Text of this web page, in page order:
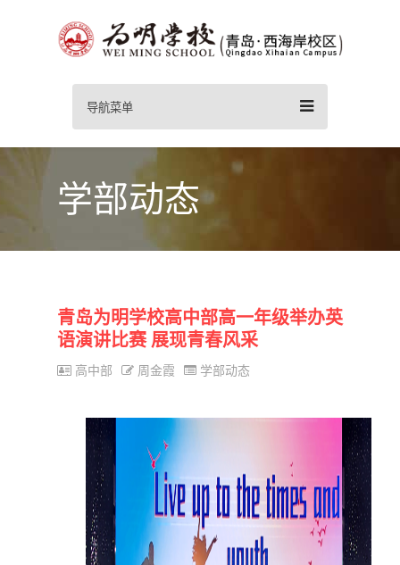
导航菜单
学部动态
青岛为明学校高中部高一年级举办英
语演讲比赛 展现青春风采
高中部 周金霞 学部动态